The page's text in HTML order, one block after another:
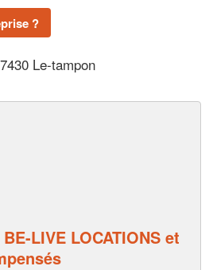
?
Le-tampon
LIVE LOCATIONS et